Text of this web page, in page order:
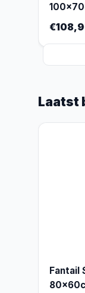
Laatst
Fantail